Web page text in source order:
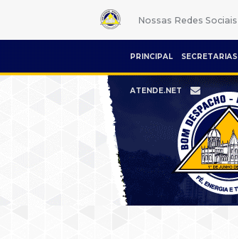
Nossas Redes Sociais
PRINCIPAL SECRETARIAS
ATENDE.NET